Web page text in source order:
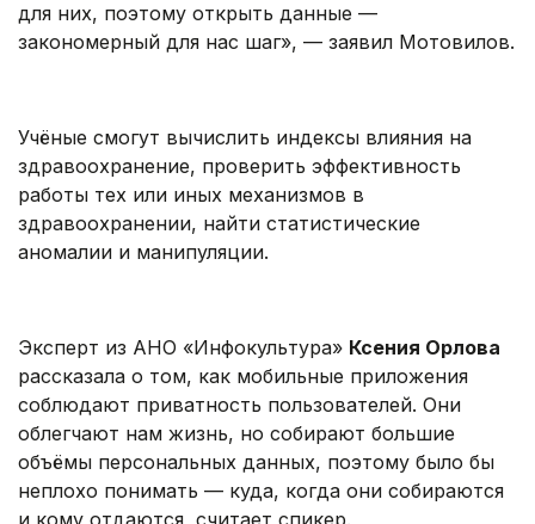
для них, поэтому открыть данные —
закономерный для нас шаг», — заявил Мотовилов.
Учёные смогут вычислить индексы влияния на
здравоохранение, проверить эффективность
работы тех или иных механизмов в
здравоохранении, найти статистические
аномалии и манипуляции.
Эксперт из АНО «Инфокультура» Ксения Орлова
рассказала о том, как мобильные приложения
соблюдают приватность пользователей. Они
облегчают нам жизнь, но собирают большие
объёмы персональных данных, поэтому было бы
неплохо понимать — куда, когда они собираются